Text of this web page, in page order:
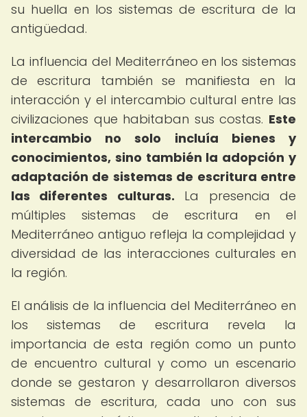
su huella en los sistemas de escritura de la
antigüedad.
La influencia del Mediterráneo en los sistemas
de escritura también se manifiesta en la
interacción y el intercambio cultural entre las
civilizaciones que habitaban sus costas. Este
intercambio no solo incluía bienes y
conocimientos, sino también la adopción y
adaptación de sistemas de escritura entre
las diferentes culturas. La presencia de
múltiples sistemas de escritura en el
Mediterráneo antiguo refleja la complejidad y
diversidad de las interacciones culturales en
la región.
El análisis de la influencia del Mediterráneo en
los sistemas de escritura revela la
importancia de esta región como un punto
de encuentro cultural y como un escenario
donde se gestaron y desarrollaron diversos
sistemas de escritura, cada uno con sus